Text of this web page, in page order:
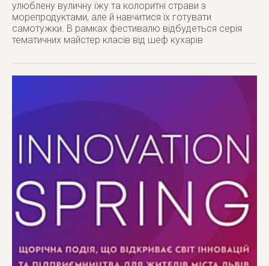
улюблену вуличну їжу та колоритні страви з
морепродуктами, але й навчитися їх готувати
самотужки. В рамках фестивалю відбудеться серія
тематичних майстер класів від шеф кухарів